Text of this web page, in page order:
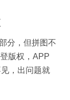
分，但拼图不
版权，APP
，出问题就